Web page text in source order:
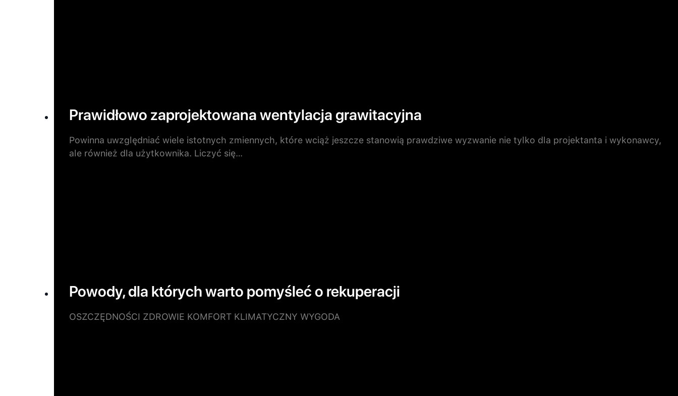
Prawidłowo zaprojektowana wentylacja grawitacyjna
Powinna uwzględniać wiele istotnych zmiennych, które wciąż jeszcze stanowią prawdziwe wyzwanie nie tylko dla projektanta i wykonawcy,
ale również dla użytkownika. Liczyć się…
Powody, dla których warto pomyśleć o rekuperacji
OSZCZĘDNOŚCI ZDROWIE KOMFORT KLIMATYCZNY WYGODA